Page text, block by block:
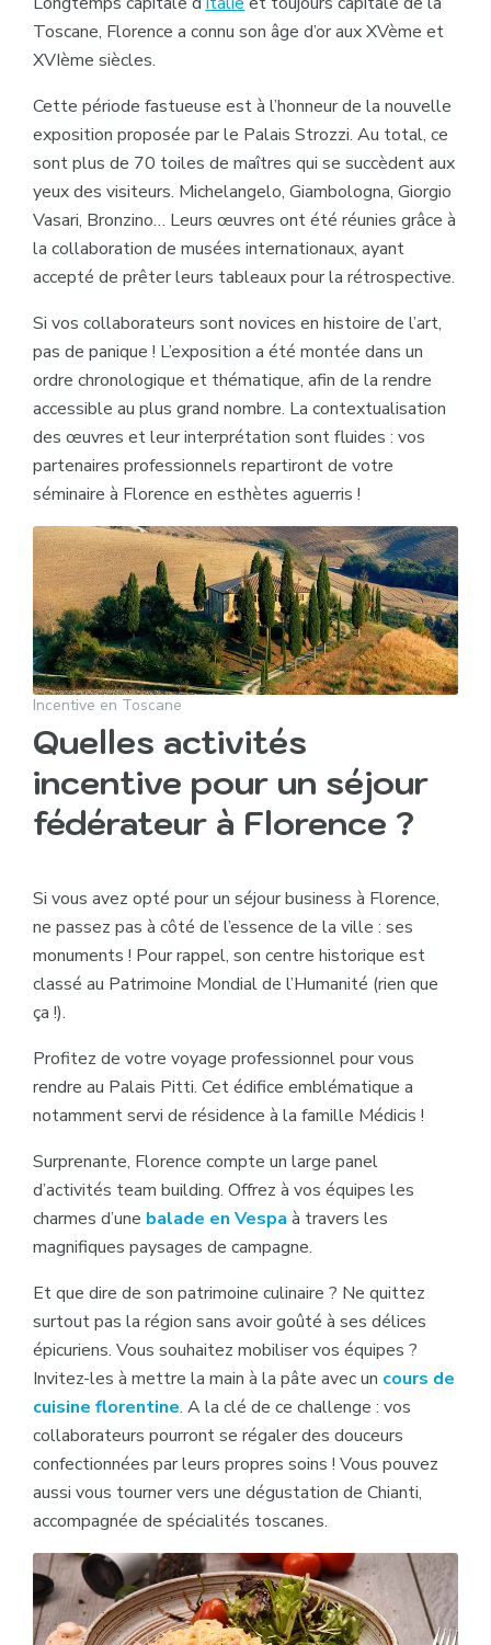
Toscane, Florence a connu son âge d’or aux XVème et
XVIème siècles.
Cette période fastueuse est à l’honneur de la nouvelle
exposition proposée par le Palais Strozzi. Au total, ce
sont plus de 70 toiles de maîtres qui se succèdent aux
yeux des visiteurs. Michelangelo, Giambologna, Giorgio
Vasari, Bronzino… Leurs œuvres ont été réunies grâce à
la collaboration de musées internationaux, ayant
accepté de prêter leurs tableaux pour la rétrospective.
Si vos collaborateurs sont novices en histoire de l’art,
pas de panique ! L’exposition a été montée dans un
ordre chronologique et thématique, afin de la rendre
accessible au plus grand nombre. La contextualisation
des œuvres et leur interprétation sont fluides : vos
partenaires professionnels repartiront de votre
séminaire à Florence en esthètes aguerris !
Incentive en Toscane
Quelles activités
incentive pour un séjour
fédérateur à Florence ?
Si vous avez opté pour un séjour business à Florence,
ne passez pas à côté de l’essence de la ville : ses
monuments ! Pour rappel, son centre historique est
classé au Patrimoine Mondial de l’Humanité (rien que
ça !).
Profitez de votre voyage professionnel pour vous
rendre au Palais Pitti. Cet édifice emblématique a
notamment servi de résidence à la famille Médicis !
Surprenante, Florence compte un large panel
d’activités team building. Offrez à vos équipes les
charmes d’une balade en Vespa à travers les
magnifiques paysages de campagne.
Et que dire de son patrimoine culinaire ? Ne quittez
surtout pas la région sans avoir goûté à ses délices
épicuriens. Vous souhaitez mobiliser vos équipes ?
Invitez-les à mettre la main à la pâte avec un cours de
cuisine florentine. A la clé de ce challenge : vos
collaborateurs pourront se régaler des douceurs
confectionnées par leurs propres soins ! Vous pouvez
aussi vous tourner vers une dégustation de Chianti,
accompagnée de spécialités toscanes.